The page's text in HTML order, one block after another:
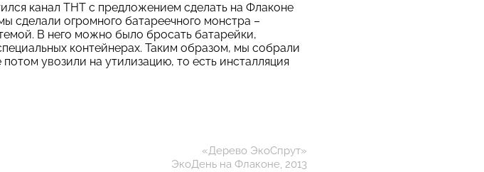
канал ТНТ с предложением сделать на Флаконе
сделали огромного батареечного монстра –
В него можно было бросать батарейки,
контейнерах. Таким образом, мы собрали
увозили на утилизацию, то есть инсталляция
«Дерево ЭкоСпрут»
ЭкоДень на Флаконе, 2013